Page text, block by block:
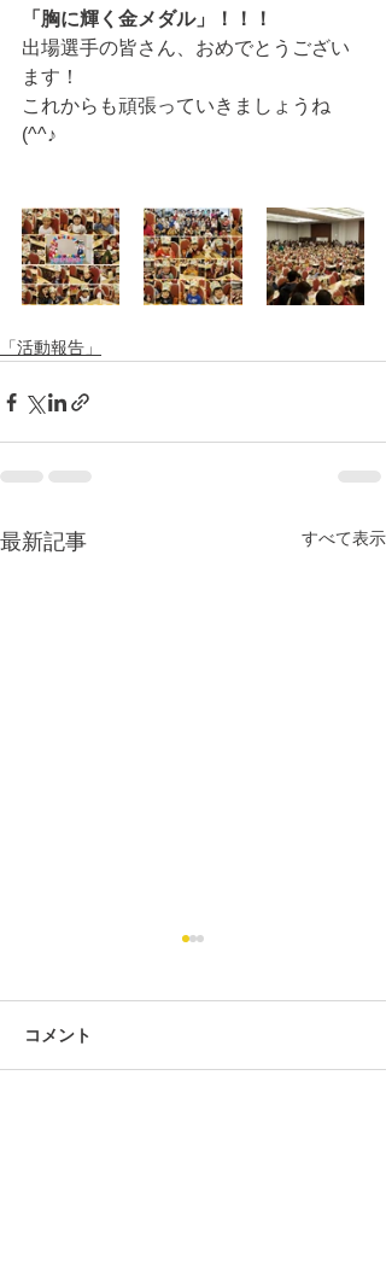
「胸に輝く金メダル」！！！
出場選手の皆さん、おめでとうござい
ます！
これからも頑張っていきましょうね
(^^♪
「活動報告」
最新記事 すべて表示
コメント